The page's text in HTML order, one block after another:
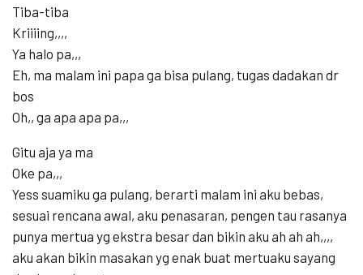
Tiba-tiba
Kriiiing,,,,
Ya halo pa,,,
Eh, ma malam ini papa ga bisa pulang, tugas dadakan dr
bos
Oh,, ga apa apa pa,,,
Gitu aja ya ma
Oke pa,,,
Yess suamiku ga pulang, berarti malam ini aku bebas,
sesuai rencana awal, aku penasaran, pengen tau rasanya
punya mertua yg ekstra besar dan bikin aku ah ah ah,,,,
aku akan bikin masakan yg enak buat mertuaku sayang